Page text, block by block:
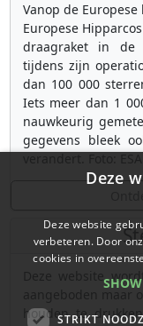
Vanop de
Europese
draagraket in de
tijdens zijn
dan 100 000
Iets meer dan 1
nauwkeurig
gegevens bleek
Deze website
aangeboden maar
houden te
Deze
Deze website
verbeteren. Door
cookies in
STRIKT